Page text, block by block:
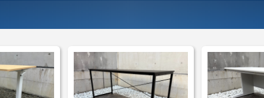
サイズ：Ｃランク
サイズ：Ｄランク
家財おまかせ便料金は